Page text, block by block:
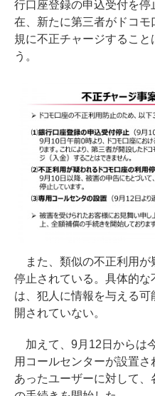
行口座登録の申込受付を
在、新たに第三者がドコ
規に不正チャージするこ
う。
また、類似の不正利用が
停止されている。具体的
は、犯人に情報を与える
開されていない。
加えて、9月12日からは
用コールセンターが設置
あったユーザーに対して